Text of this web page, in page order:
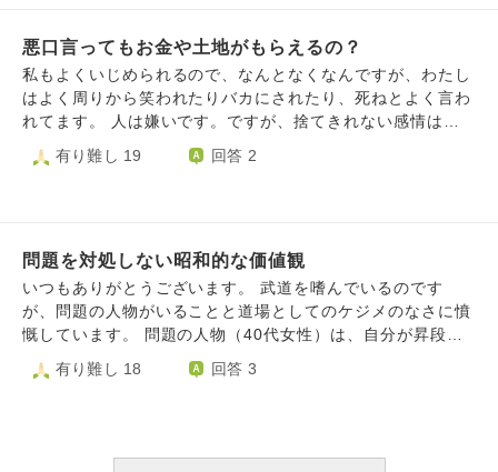
つだって頑張れた理由は彼でした。 友達や彼のご家族に結
婚の相談もしていたみたいです。 そんな彼がいなくなって
しまってどうしていいかわかりません。 あの時こうしてた
らああしてたらとか、もっと大切にしていればという後悔ば
ったり、普段の生活に戻らなきゃいけないという焦りもあ
ん。
悪口言ってもお金や土地がもらえるの？
私もよくいじめられるので、なんとなくなんですが、わたし
はよく周りから笑われたりバカにされたり、死ねとよく言わ
れてます。 人は嫌いです。ですが、捨てきれない感情は残
っています。 誰のおかげで生きているのか、汗水流してま
でご飯を作ってくれる人…とか。(例えばスーパーのお惣菜
か？ 昔の事です。某アニメにてボタン一つ押したら全員消
えてひとりぼっちになったという話を見たことがあります。
その子は最初は喜びました。しかし、夜になると電気も消
え、一人虚しくついには絶望に立たされるという内容でし
か。) 昔のアニメなので、後にそれはリメイク…されてると
有り難し 19 回答 2
問題を対処しない昭和的な価値観
いつもありがとうございます。 武道を嗜んでいるのです
が、問題の人物がいることと道場としてのケジメのなさに憤
慨しています。 問題の人物（40代女性）は、自分が昇段さ
せてもらえないのは師範と仲のいい女性の道場生が不倫して
いるからだと周囲に広め、見えない所でモラハラの様なＬＩ
有り難し 18 回答 3